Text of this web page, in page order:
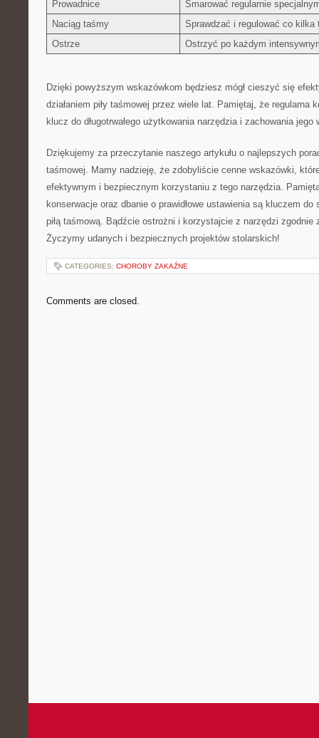
Prowadnice
Smarować regularnie
Naciąg taśmy
Sprawdzać i regulować co kilka
Ostrze
Ostrzyć po każdym
Dzięki powyższym wskazówkom⁣ będziesz‍ mógł cieszyć się
działaniem piły taśmowej przez wiele lat. Pamiętaj, że regularna
⁣klucz do‌ długotrwałego użytkowania ‌narzędzia i zachowania
Dziękujemy za przeczytanie⁤ naszego artykułu​ o najlepszych
taśmowej. ⁤Mamy⁢ nadzieję, że zdobyliście cenne ​wskazówki,
efektywnym i bezpiecznym ⁢korzystaniu ‌z tego narzędzia.
konserwacje oraz ​dbanie o prawidłowe ustawienia są kluczem
piłą taśmową.​ Bądźcie ostrożni i korzystajcie z narzędzi zgodnie
Życzymy udanych i bezpiecznych projektów stolarskich!
CATEGORIES: CHOROBY ZAKAŹNE
Comments are closed.